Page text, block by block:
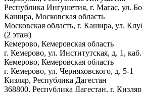
Республика Ингушетия, г. Магас, ул.
Кашира, Московская область
Московская область, г. Кашира, ул.
(2 этаж)
Кемерово, Кемеровская область
г. Кемерово, ул. Институтская, д. 1,
Кемерово, Кемеровская область
г. Кемерово, ул. Черняховского, д. 5-1
Кизляр, Республика Дагестан
368800, Республика Дагестан, г.